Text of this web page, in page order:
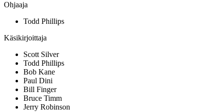
Ohjaaja
Todd Phillips
Käsikirjoittaja
Scott Silver
Todd Phillips
Bob Kane
Paul Dini
Bill Finger
Bruce Timm
Jerry Robinson